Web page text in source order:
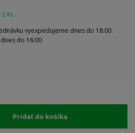
2 ks
vyexpedujeme dnes do 18:00.
do 16:00
Pridať do košíka